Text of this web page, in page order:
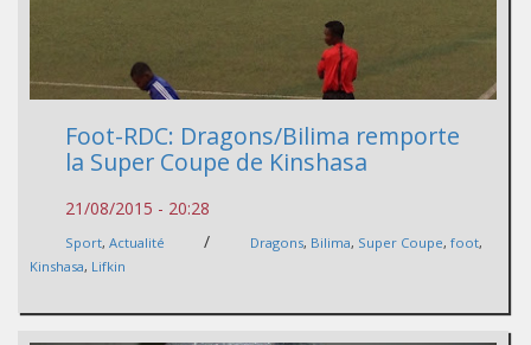
Foot-RDC: Dragons/Bilima remporte
la Super Coupe de Kinshasa
21/08/2015 - 20:28
Sport, Actualité / Dragons, Bilima, Super Coupe, foot,
Kinshasa, Lifkin